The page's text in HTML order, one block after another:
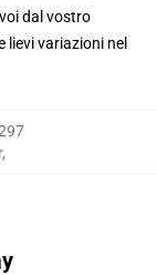
dal vostro
lievi variazioni nel
,